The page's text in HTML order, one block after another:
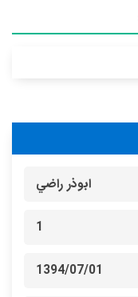
ابوذر راضي
1
1394/07/01